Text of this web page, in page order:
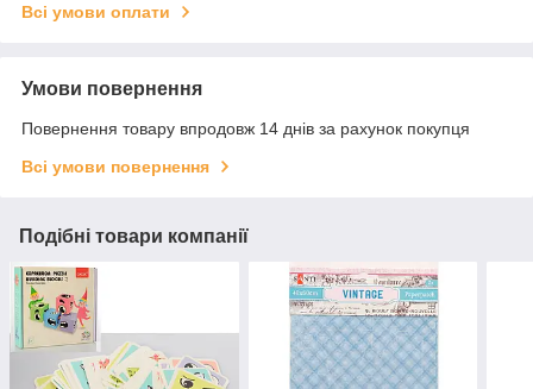
Всі умови оплати
Умови повернення
Повернення товару впродовж 14 днів за рахунок покупця
Всі умови повернення
Подібні товари компанії